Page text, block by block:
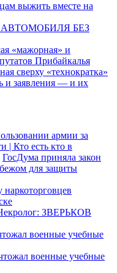
выжить вместе на
БЕЗ
«мажорная» и
Прибайкалья
сверху «технократка»
и заявления — и их
армии за
| Кто есть кто в
ГосДума приняла закон
для защиты
наркоторговцев
ЗВЕРЬКОВ
военные учебные
военные учебные